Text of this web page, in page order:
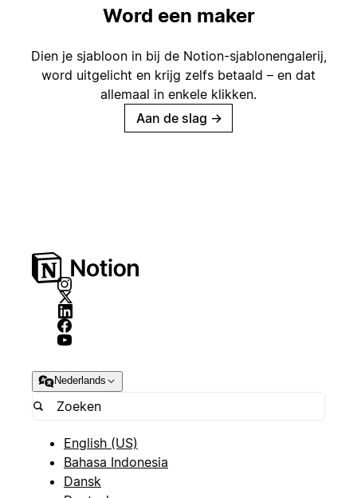
Word een maker
Dien je sjabloon in bij de Notion-sjablonengalerij,
word uitgelicht en krijg zelfs betaald – en dat
allemaal in enkele klikken.
Aan de slag →
Nederlands
English (US)
Bahasa Indonesia
Dansk